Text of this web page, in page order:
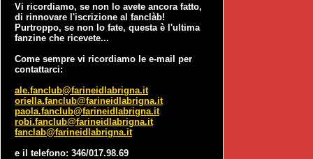
Vi ricordiamo, se non lo avete ancora fatto,
di rinnovare l'iscrizione al fanclàb!
Purtroppo, se non lo fate, questa è l'ultima
fanzine che ricevete...
Come sempre vi ricordiamo le e-mail per
contattarci:
ale.fanclub@farineidlabrigna.it
oriella.fanclub@farineidlabrigna.it
paola.fanclub@farineidlabrigna.it
robi.fanclub@farineidlabrigna.it
fanclab@farineidlabrigna.it
e il telefono: 346/017.98.69